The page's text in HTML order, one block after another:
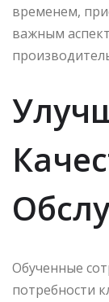
временем,
важным
Обученные
потребности